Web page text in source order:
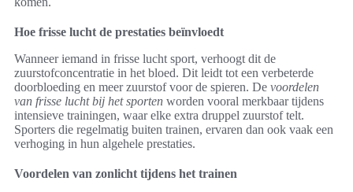
Hoe frisse lucht de prestaties beïnvloedt
Wanneer iemand in frisse lucht sport, verhoogt dit de
zuurstofconcentratie in het bloed. Dit leidt tot een verbeterde
doorbloeding en meer zuurstof voor de spieren. De voordelen
van frisse lucht bij het sporten worden vooral merkbaar tijdens
intensieve trainingen, waar elke extra druppel zuurstof telt.
Sporters die regelmatig buiten trainen, ervaren dan ook vaak een
verhoging in hun algehele prestaties.
Voordelen van zonlicht tijdens het trainen